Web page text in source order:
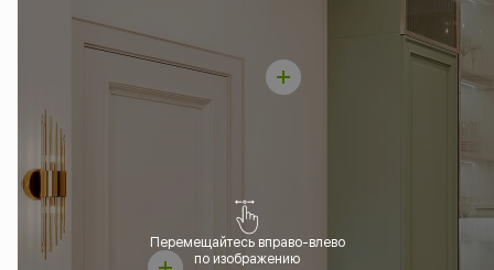
Перемещайтесь вправо-влево
по изображению